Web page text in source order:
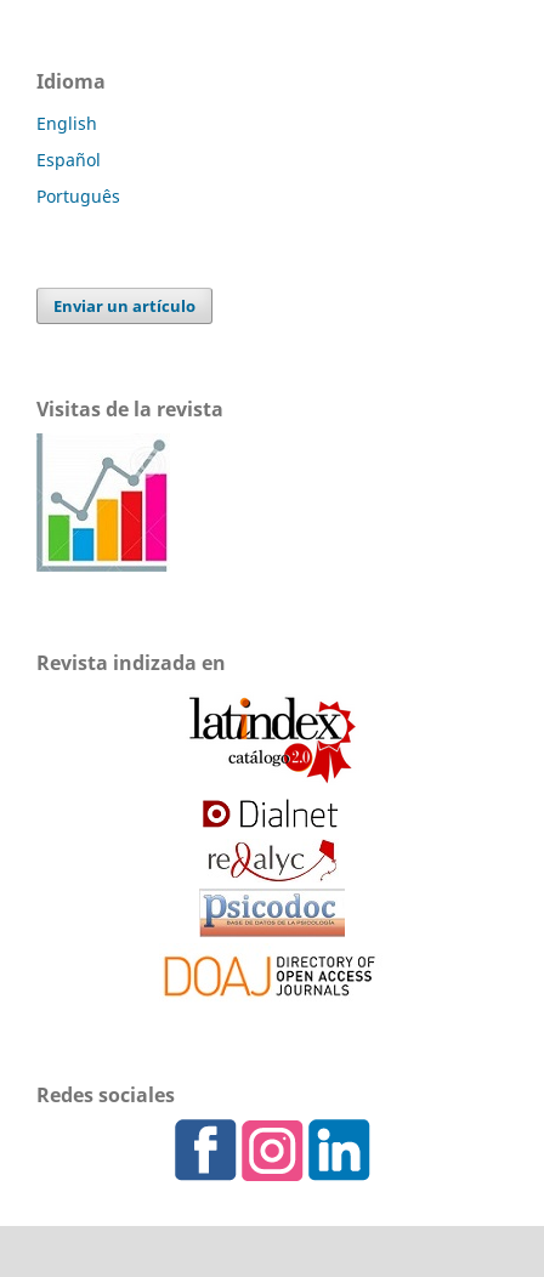
Idioma
English
Español
Português
Enviar un artículo
Visitas de la revista
Revista indizada en
Redes sociales